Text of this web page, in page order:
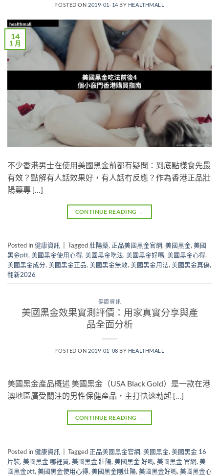
POSTED ON 2019-01-14 BY HEALTHMALL
14
1 月
不少香港男士在使用美國黑金前都有疑問：到底點樣食先最
有效？點解有人話效果好，有人話冇反應？作為香港正品壯
陽藥專 […]
CONTINUE READING →
Posted in健康資訊 Tagged壯陽藥, 正品美國黑金官網,美國黑金,美國
黑金ptt,美國黑金使用心得,美國黑金吃法,美國黑金好嗎,美國黑金心得,
美國黑金成分,美國黑金正品,美國黑金無效,美國黑金用法,美國黑金真偽,
翻新2026
健康資訊
美國黑金效果實測評價：用家真實分享與產
品全面分析
POSTED ON 2019-01-08 BY HEALTHMALL
美國黑金產品概述 美國黑金（USA Black Gold）是一款在港
澳地區廣受關注的男性保健產品，主打快速勃起 […]
CONTINUE READING →
Posted in健康資訊 Tagged 正品美國黑金官網, 美國黑金, 美國黑金 16
片裝, 美國黑金 哪裡買, 美國黑金 壯陽, 美國黑金 好嗎, 美國黑金 官網, 美
國黑金ptt, 美國黑金使用心得, 美國黑金剛壯陽, 美國黑金好嗎, 美國黑金心